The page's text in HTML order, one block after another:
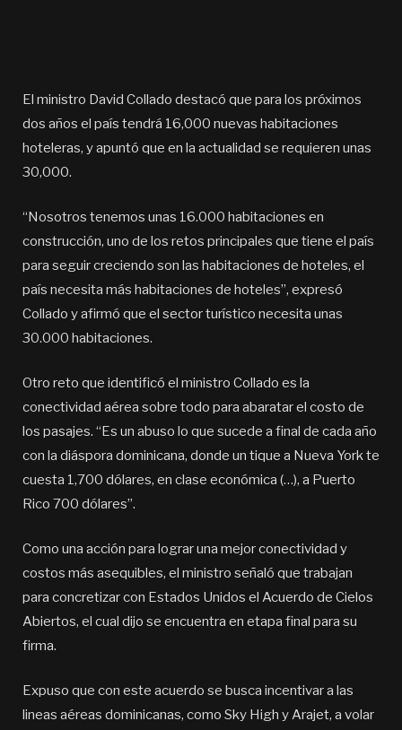
El ministro David Collado destacó que para los próximos
dos años el país tendrá 16,000 nuevas habitaciones
hoteleras, y apuntó que en la actualidad se requieren unas
30,000.
“Nosotros tenemos unas 16.000 habitaciones en
construcción, uno de los retos principales que tiene el país
para seguir creciendo son las habitaciones de hoteles, el
país necesita más habitaciones de hoteles”, expresó
Collado y afirmó que el sector turístico necesita unas
30.000 habitaciones.
Otro reto que identificó el ministro Collado es la
conectividad aérea sobre todo para abaratar el costo de
los pasajes. “Es un abuso lo que sucede a final de cada año
con la diáspora dominicana, donde un tique a Nueva York te
cuesta 1,700 dólares, en clase económica (…), a Puerto
Rico 700 dólares”.
Como una acción para lograr una mejor conectividad y
costos más asequibles, el ministro señaló que trabajan
para concretizar con Estados Unidos el Acuerdo de Cielos
Abiertos, el cual dijo se encuentra en etapa final para su
firma.
Expuso que con este acuerdo se busca incentivar a las
lineas aéreas dominicanas, como Sky High y Arajet, a volar